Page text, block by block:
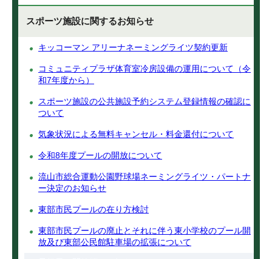
スポーツ施設に関するお知らせ
キッコーマン アリーナネーミングライツ契約更新
コミュニティプラザ体育室冷房設備の運用について（令
和7年度から）
スポーツ施設の公共施設予約システム登録情報の確認に
ついて
気象状況による無料キャンセル・料金還付について
令和8年度プールの開放について
流山市総合運動公園野球場ネーミングライツ・パートナ
ー決定のお知らせ
東部市民プールの在り方検討
東部市民プールの廃止とそれに伴う東小学校のプール開
放及び東部公民館駐車場の拡張について